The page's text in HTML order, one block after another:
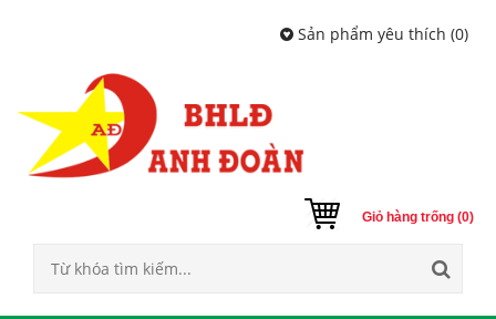
Sản phẩm yêu thích (0)
Giỏ hàng trống (0)